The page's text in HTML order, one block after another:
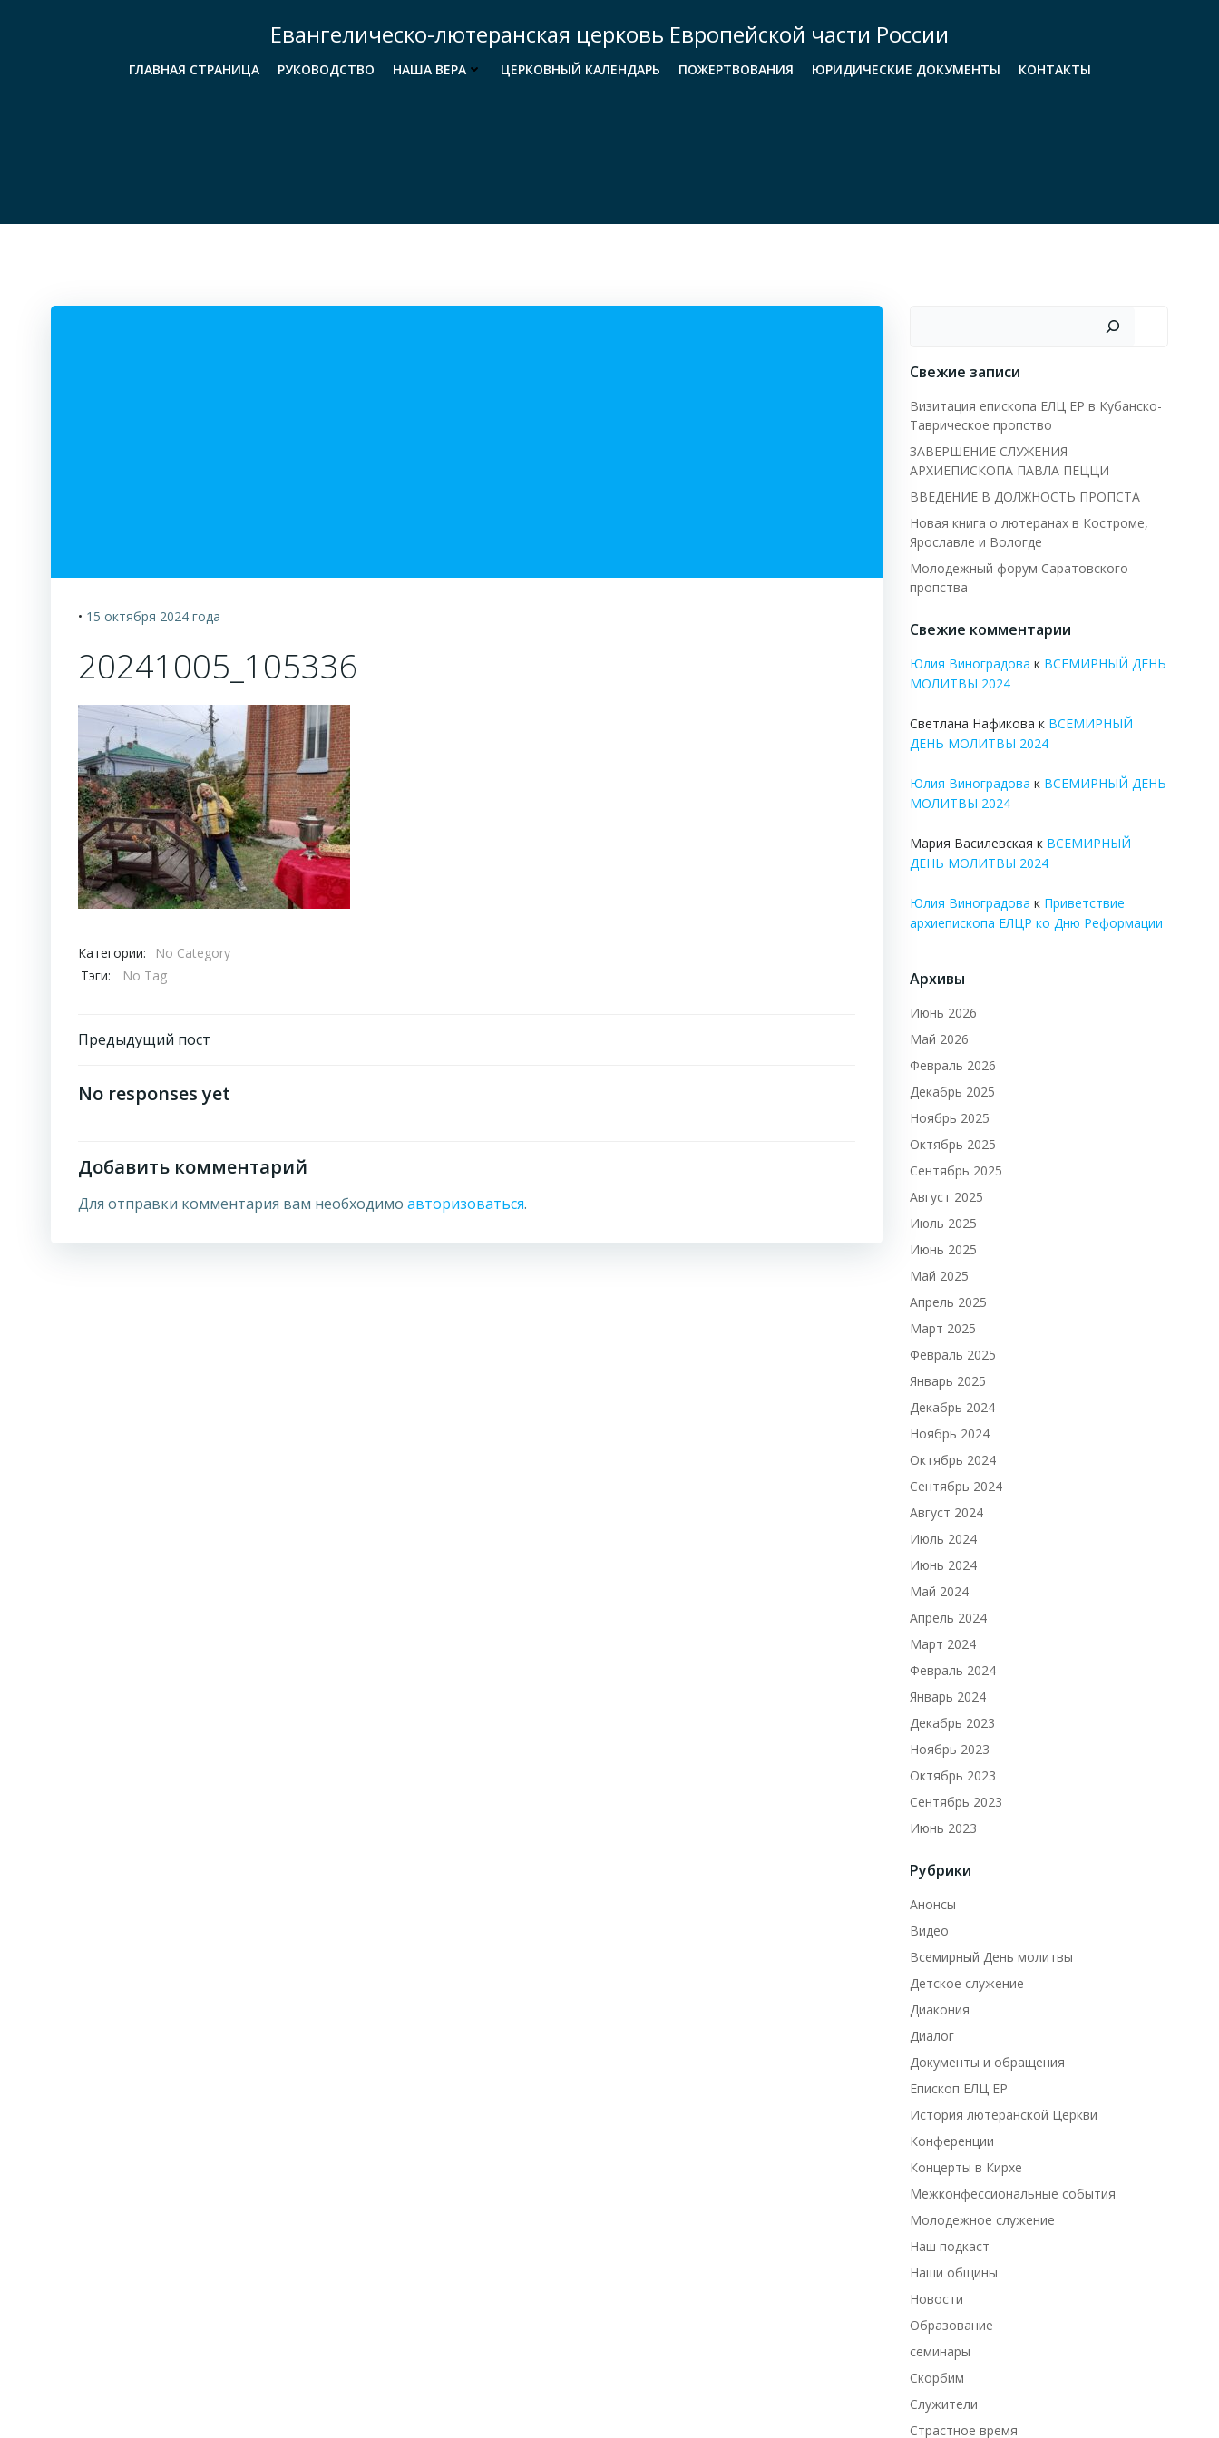
Евангелическо-лютеранская церковь Европейской части России
ГЛАВНАЯ СТРАНИЦА РУКОВОДСТВО НАША ВЕРА ЦЕРКОВНЫЙ КАЛЕНДАРЬ ПОЖЕРТВОВАНИЯ ЮРИДИЧЕСКИЕ ДОКУМЕНТЫ КОНТАКТЫ
• 15 октября 2024 года
20241005_105336
Категории:
No Category
Тэги:
No Tag
Навигация
по
Предыдущий пост
No responses yet
Добавить комментарий
Для отправки комментария вам необходимо авторизоваться.
Свежие записи
Визитация епископа ЕЛЦ ЕР в Кубанско-
Таврическое пропство
ЗАВЕРШЕНИЕ СЛУЖЕНИЯ
АРХИЕПИСКОПА ПАВЛА ПЕЦЦИ
ВВЕДЕНИЕ В ДОЛЖНОСТЬ ПРОПСТА
Новая книга о лютеранах в Костроме,
Ярославле и Вологде
Молодежный форум Саратовского
пропства
Свежие комментарии
Юлия Виноградова к ВСЕМИРНЫЙ ДЕНЬ
МОЛИТВЫ 2024
Светлана Нафикова к ВСЕМИРНЫЙ
ДЕНЬ МОЛИТВЫ 2024
Юлия Виноградова к ВСЕМИРНЫЙ ДЕНЬ
МОЛИТВЫ 2024
Мария Василевская к ВСЕМИРНЫЙ
ДЕНЬ МОЛИТВЫ 2024
Юлия Виноградова к Приветствие
архиепископа ЕЛЦР ко Дню Реформации
Архивы
Июнь 2026
Май 2026
Февраль 2026
Декабрь 2025
Ноябрь 2025
Октябрь 2025
Сентябрь 2025
Август 2025
Июль 2025
Июнь 2025
Май 2025
Апрель 2025
Март 2025
Февраль 2025
Январь 2025
Декабрь 2024
Ноябрь 2024
Октябрь 2024
Сентябрь 2024
Август 2024
Июль 2024
Июнь 2024
Май 2024
Апрель 2024
Март 2024
Февраль 2024
Январь 2024
Декабрь 2023
Ноябрь 2023
Октябрь 2023
Сентябрь 2023
Июнь 2023
Рубрики
Анонсы
Видео
Всемирный День молитвы
Детское служение
Диакония
Диалог
Документы и обращения
Епископ ЕЛЦ ЕР
История лютеранской Церкви
Конференции
Концерты в Кирхе
Межконфессиональные события
Молодежное служение
Наш подкаст
Наши общины
Новости
Образование
семинары
Скорбим
Служители
Страстное время